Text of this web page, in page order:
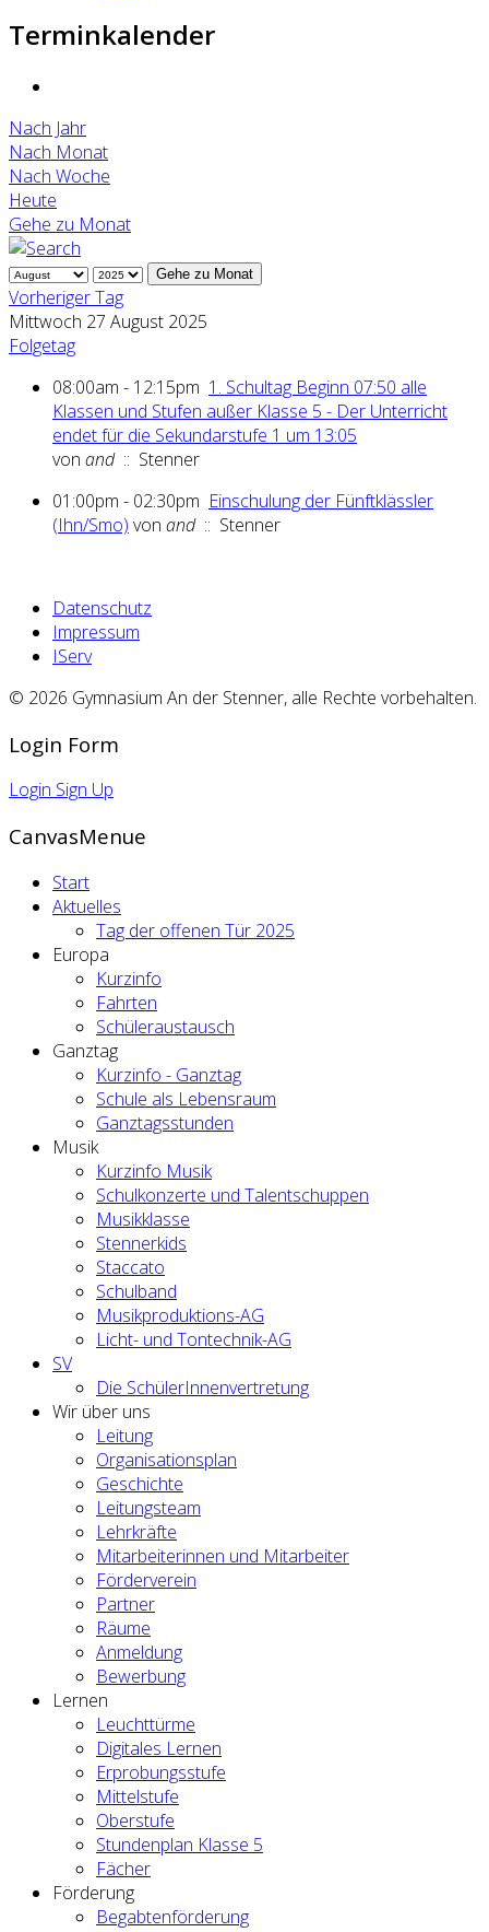
Terminkalender
Nach Jahr
Nach Monat
Nach Woche
Heute
Gehe zu Monat
Gehe zu Monat
Vorheriger Tag
Mittwoch 27 August 2025
Folgetag
08:00am - 12:15pm 1. Schultag Beginn 07:50 alle
Klassen und Stufen außer Klasse 5 - Der Unterricht
endet für die Sekundarstufe 1 um 13:05
von and:: Stenner
01:00pm - 02:30pm Einschulung der Fünftklässler
(Ihn/Smo) von and:: Stenner
Datenschutz
Impressum
IServ
© 2026 Gymnasium An der Stenner, alle Rechte vorbehalten.
Login Form
Login Sign Up
CanvasMenue
Start
Aktuelles
Tag der offenen Tür 2025
Europa
Kurzinfo
Fahrten
Schüleraustausch
Ganztag
Kurzinfo - Ganztag
Schule als Lebensraum
Ganztagsstunden
Musik
Kurzinfo Musik
Schulkonzerte und Talentschuppen
Musikklasse
Stennerkids
Staccato
Schulband
Musikproduktions-AG
Licht- und Tontechnik-AG
SV
Die SchülerInnenvertretung
Wir über uns
Leitung
Organisationsplan
Geschichte
Leitungsteam
Lehrkräfte
Mitarbeiterinnen und Mitarbeiter
Förderverein
Partner
Räume
Anmeldung
Bewerbung
Lernen
Leuchttürme
Digitales Lernen
Erprobungsstufe
Mittelstufe
Oberstufe
Stundenplan Klasse 5
Fächer
Förderung
Begabtenförderung